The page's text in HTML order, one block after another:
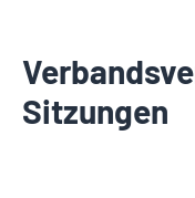
Sitzungen